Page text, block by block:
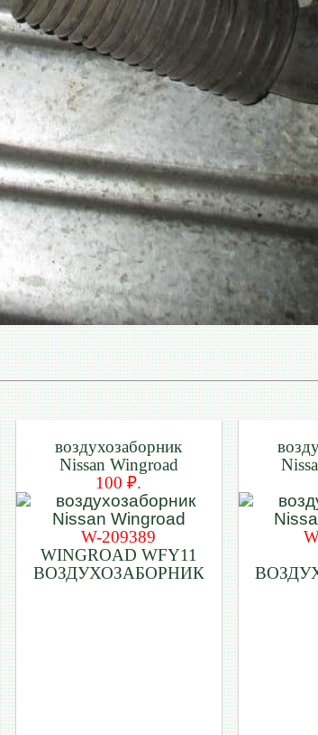
воздухозаборник
Nissan Wingroad
100 ₽.
W-209389
WINGROAD WFY11
ВОЗДУХОЗАБОРНИК